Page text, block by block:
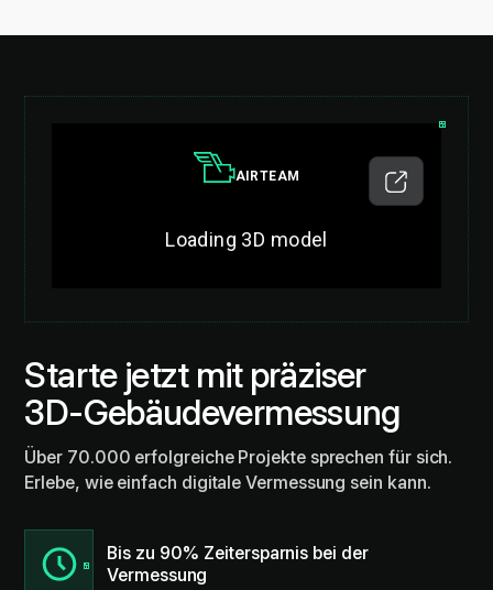
Starte jetzt mit präziser
3D-Gebäudevermessung
Über 70.000 erfolgreiche Projekte sprechen für sich.
Erlebe, wie einfach digitale Vermessung sein kann.
Bis zu 90% Zeitersparnis bei der
Vermessung